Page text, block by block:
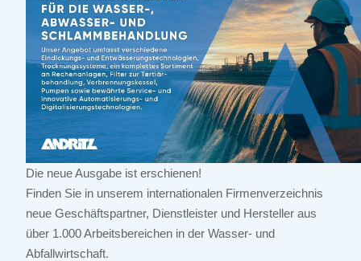
Die neue Ausgabe ist erschienen!
Finden Sie in unserem internationalen Firmenverzeichnis
neue Geschäftspartner, Dienstleister und Hersteller aus
über 1.000 Arbeitsbereichen in der Wasser- und
Abfallwirtschaft.